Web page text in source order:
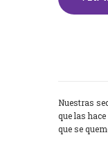
Nuestras
que las
que se